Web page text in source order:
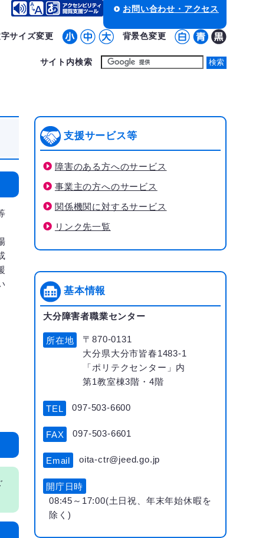
お問い合わせ・アクセス
サイズ変更 背景色変更
サイト内検索
支援サービス等
障害のある方へのサービス
事業主の方へのサービス
関係機関に対するサービス
リンク先一覧
基本情報
大分障害者職業センター
所在地
〒870-0131
大分県大分市皆春1483-1
「ポリテクセンター」内
第1教室棟3階・4階
TEL 097-503-6600
FAX 097-503-6601
Email oita-ctr@jeed.go.jp
開庁日時
08:45～17:00(土日祝、年末年始休暇を
除く)